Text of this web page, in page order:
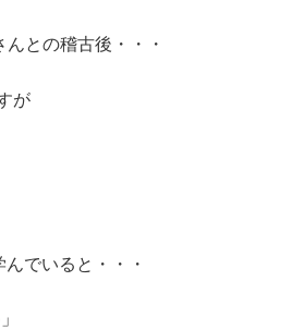
との稽古後・・・
が
んでいると・・・